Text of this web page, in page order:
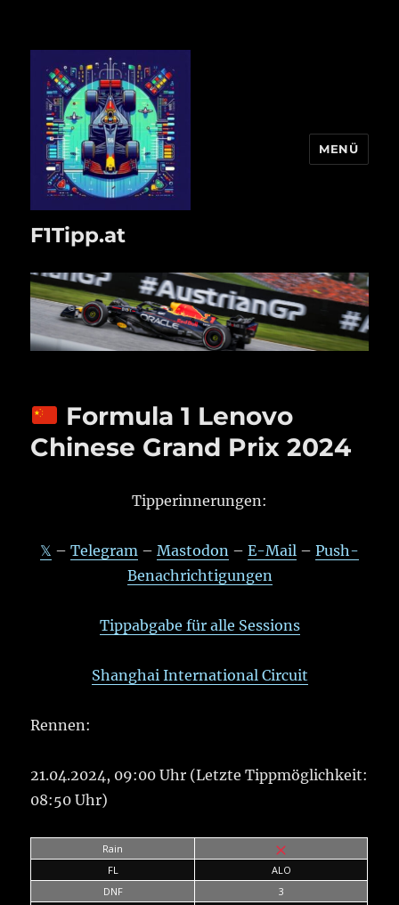
F1Tipp.at
MENÜ
Formula 1 Lenovo
Chinese Grand Prix 2024
Tipperinnerungen:
𝕏 – Telegram – Mastodon – E-Mail – Push-
Benachrichtigungen
Tippabgabe für alle Sessions
Shanghai International Circuit
Rennen:
21.04.2024, 09:00 Uhr (Letzte Tippmöglichkeit:
08:50 Uhr)
Rain
FL
ALO
DNF
3